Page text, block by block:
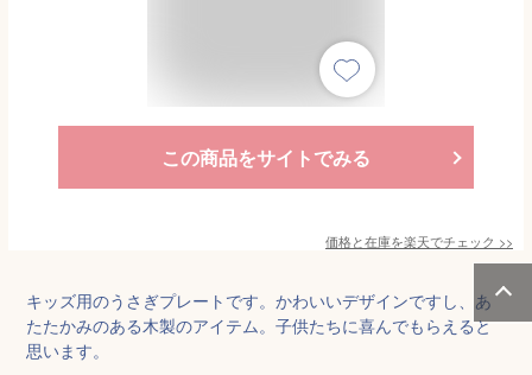
この商品をサイトでみる
価格と在庫を楽天でチェック >>
キッズ用のうさぎプレートです。かわいいデザインですし、あ
たたかみのある木製のアイテム。子供たちに喜んでもらえると
思います。